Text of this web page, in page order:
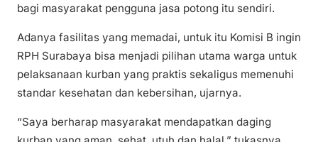
bagi masyarakat pengguna jasa potong itu sendiri.
Adanya fasilitas yang memadai, untuk itu Komisi B ingin
RPH Surabaya bisa menjadi pilihan utama warga untuk
pelaksanaan kurban yang praktis sekaligus memenuhi
standar kesehatan dan kebersihan, ujarnya.
“Saya berharap masyarakat mendapatkan daging